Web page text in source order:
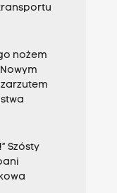
nożem
Szósty